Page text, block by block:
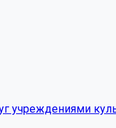
учреждениями